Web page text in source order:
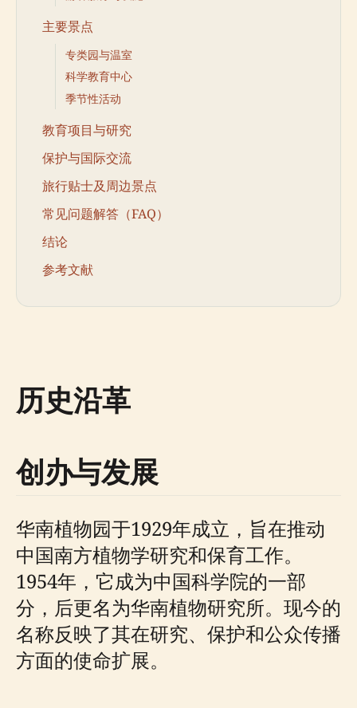
主要景点
专类园与温室
科学教育中心
季节性活动
教育项目与研究
保护与国际交流
旅行贴士及周边景点
常见问题解答（FAQ）
结论
参考文献
历史沿革
创办与发展
华南植物园于1929年成立，旨在推动
中国南方植物学研究和保育工作。
1954年，它成为中国科学院的一部
分，后更名为华南植物研究所。现今的
名称反映了其在研究、保护和公众传播
方面的使命扩展。